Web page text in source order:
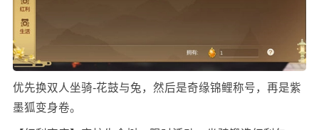
优先换双人坐骑-花鼓与兔，然后是奇缘锦鲤称号，再是紫
墨狐变身卷。